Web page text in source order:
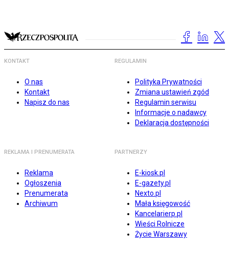
KONTAKT
O nas
Kontakt
Napisz do nas
REGULAMIN
Polityka Prywatności
Zmiana ustawień zgód
Regulamin serwisu
Informacje o nadawcy
Deklaracja dostępności
REKLAMA I PRENUMERATA
Reklama
Ogłoszenia
Prenumerata
Archiwum
PARTNERZY
E-kiosk.pl
E-gazety.pl
Nexto.pl
Mała księgowość
Kancelarierp.pl
Wieści Rolnicze
Życie Warszawy